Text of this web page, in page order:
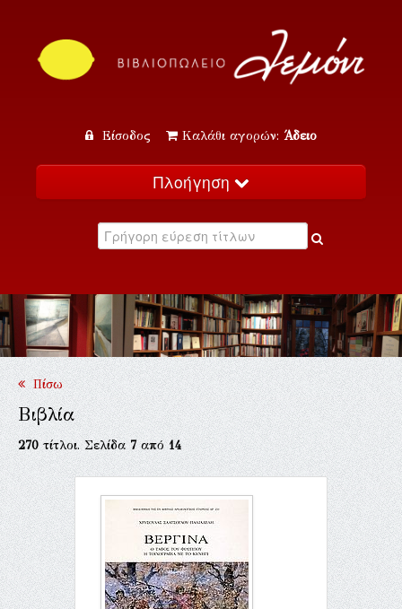
Είσοδος Καλάθι αγορών: Άδειο
Πλοήγηση
Κατάλογος
Εκδηλώσεις
Επικοινωνία
Πίσω
Βιβλία
270τίτλοι. Σελίδα7από14